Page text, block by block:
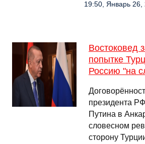
19:50, Январь 26,
Востоковед
попытке
Россию "на
президента
Путина в
словесном
сторону